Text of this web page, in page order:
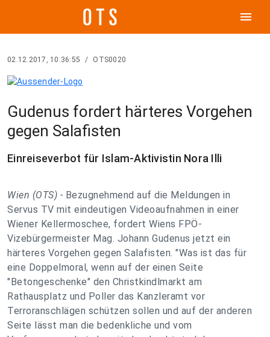
menu
02.12.2017, 10:36:55 / OTS0020
Gudenus fordert härteres Vorgehen
gegen Salafisten
Einreiseverbot für Islam-Aktivistin Nora Illi
Wien (OTS) - Bezugnehmend auf die Meldungen in
Servus TV mit eindeutigen Videoaufnahmen in einer
Wiener Kellermoschee, fordert Wiens FPÖ-
Vizebürgermeister Mag. Johann Gudenus jetzt ein
härteres Vorgehen gegen Salafisten. "Was ist das für
eine Doppelmoral, wenn auf der einen Seite
"Betongeschenke" den Christkindlmarkt am
Rathausplatz und Poller das Kanzleramt vor
Terroranschlägen schützen sollen und auf der anderen
Seite lässt man die bedenkliche und vom